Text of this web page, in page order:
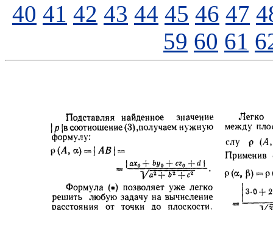
40 41 42 43 44 45 46 47
59 60 61